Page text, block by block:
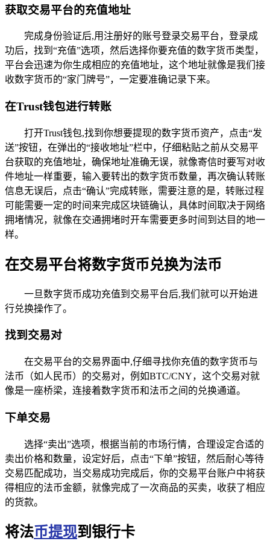
获取交易平台的充值地址
完成身份验证后,用注册好的账号登录交易平台，登录成
功后，找到“充值”选项，然后选择你要充值的数字货币类型，
平台会迅速为你生成相应的充值地址，这个地址就像是我们接
收数字货币的“家门牌号”，一定要准确记录下来。
在Trust钱包进行转账
打开Trust钱包,找到你想要提现的数字货币资产，点击“发
送”按钮，在弹出的“接收地址”栏中，仔细粘贴之前从交易平
台获取的充值地址，确保地址准确无误，就像寄信时要写对收
件地址一样重要，输入要转出的数字货币数量，再次确认转账
信息无误后，点击“确认”完成转账，需要注意的是，转账过程
可能需要一定的时间来完成区块链确认，具体时间取决于网络
拥堵情况，就像在交通拥堵时开车需要更多时间到达目的地一
样。
在交易平台将数字货币兑换为法币
一旦数字货币成功充值到交易平台后,我们就可以开始进
行兑换操作了。
找到交易对
在交易平台的交易界面中,仔细寻找你充值的数字货币与
法币（如人民币）的交易对，例如BTC/CNY，这个交易对就
像是一座桥梁，连接着数字货币和法币之间的兑换通道。
下单交易
选择“卖出”选项，根据当前的市场行情，合理设定合适的
卖出价格和数量，设定好后，点击“下单”按钮，然后耐心等待
交易匹配成功，当交易成功完成后，你的交易平台账户中将获
得相应的法币金额，就像完成了一次商品的买卖，收获了相应
的货款。
将法币提现到银行卡